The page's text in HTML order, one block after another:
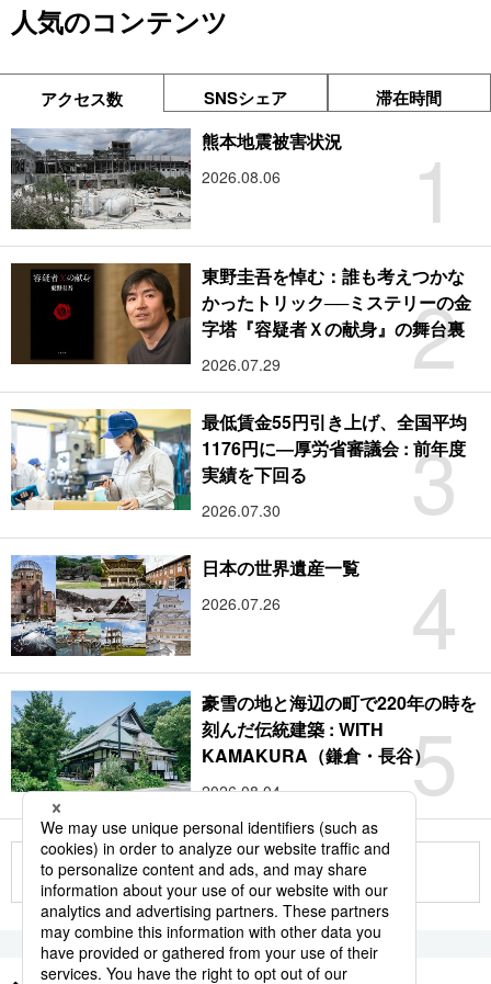
人気のコンテンツ
アクセス数 SNSシェア 滞在時間
1
熊本地震被害状況
2026.08.06
2
東野圭吾を悼む：誰も考えつかな
かったトリック──ミステリーの金
字塔『容疑者Ｘの献身』の舞台裏
2026.07.29
3
最低賃金55円引き上げ、全国平均
1176円に―厚労省審議会 : 前年度
実績を下回る
2026.07.30
4
日本の世界遺産一覧
2026.07.26
5
豪雪の地と海辺の町で220年の時を
刻んだ伝統建築 : WITH
KAMAKURA（鎌倉・長谷）
2026.08.04
もっと見る